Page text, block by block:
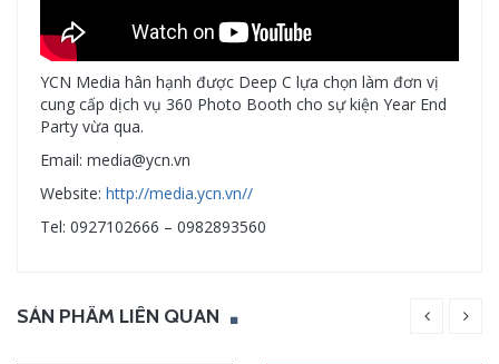
YCN Media hân hạnh được Deep C lựa chọn làm đơn vị
cung cấp dịch vụ 360 Photo Booth cho sự kiện Year End
Party vừa qua.
Email: media@ycn.vn
Website: http://media.ycn.vn//
Tel: 0927102666 – 0982893560
SẢN PHẨM LIÊN QUAN